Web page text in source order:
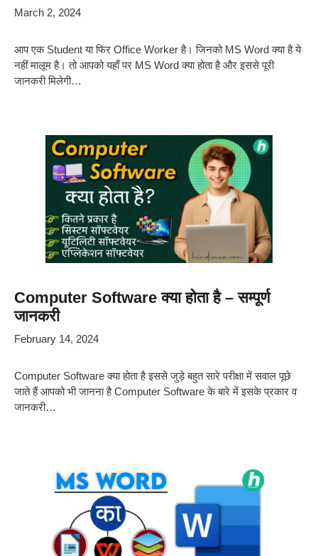
March 2, 2024
आप एक Student या फिर Office Worker है। जिनको MS Word क्या है ये
नहीं मालूम है। तो आपको यहाँ पर MS Word क्या होता है और इससे पूरी
जानकरी मिलेगी…
Computer Software क्या होता है – सम्पूर्ण
जानकरी
February 14, 2024
Computer Software क्या होता है इससे जुड़े बहुत सारे परीक्षा में सवाल पूछे
जाते हैं आपको भी जानना है Computer Software के बारे में इसके प्रकार व
जानकरी…